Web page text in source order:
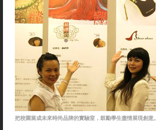
把校園當成未來時尚品牌的實驗室，鼓勵學生盡情展現創意。